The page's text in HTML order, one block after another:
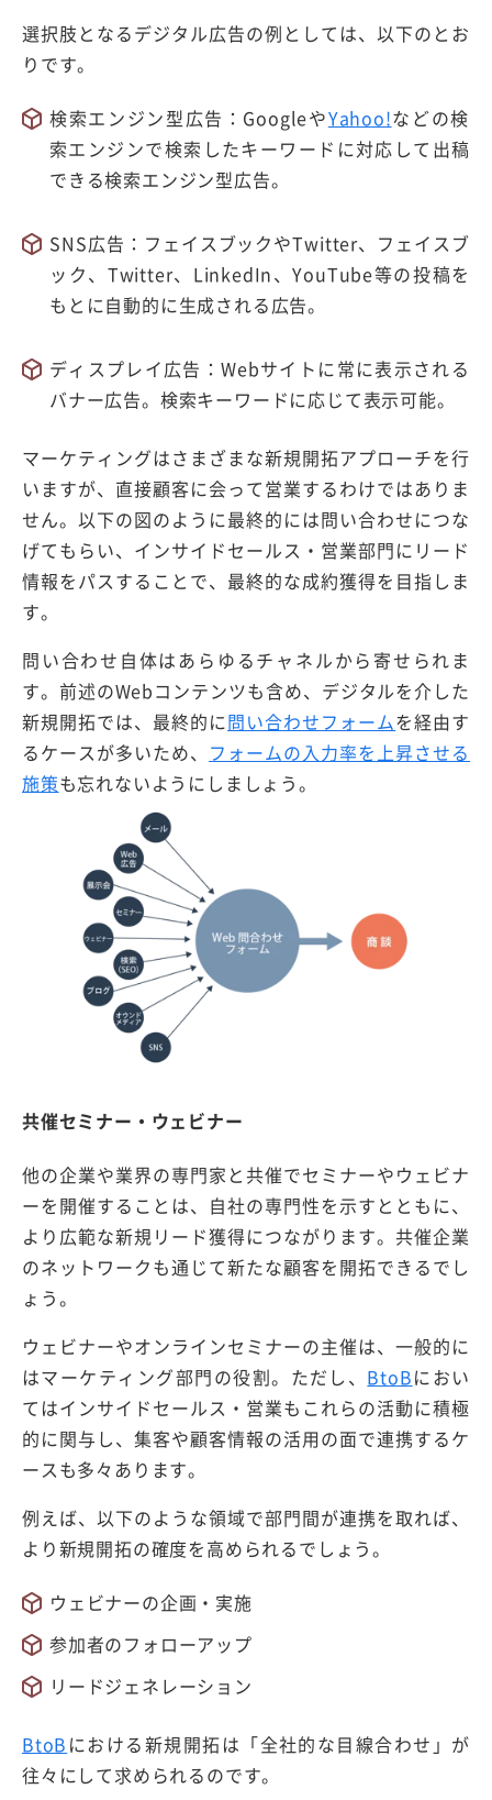
選択肢となるデジタル広告の例としては、以下のとお
りです。
検索エンジン型広告：GoogleやYahoo!などの検
索エンジンで検索したキーワードに対応して出稿
できる検索エンジン型広告。
SNS広告：フェイスブックやTwitter、フェイスブ
ック、Twitter、LinkedIn、YouTube等の投稿を
もとに自動的に生成される広告。
ディスプレイ広告：Webサイトに常に表示される
バナー広告。検索キーワードに応じて表示可能。
マーケティングはさまざまな新規開拓アプローチを行
いますが、直接顧客に会って営業するわけではありま
せん。以下の図のように最終的には問い合わせにつな
げてもらい、インサイドセールス・営業部門にリード
情報をパスすることで、最終的な成約獲得を目指しま
す。
問い合わせ自体はあらゆるチャネルから寄せられま
す。前述のWebコンテンツも含め、デジタルを介した
新規開拓では、最終的に問い合わせフォームを経由す
るケースが多いため、 フォームの入力率を上昇させる
施策も忘れないようにしましょう。
共催セミナー・ウェビナー
他の企業や業界の専門家と共催でセミナーやウェビナ
ーを開催することは、自社の専門性を示すとともに、
より広範な新規リード獲得につながります。共催企業
のネットワークも通じて新たな顧客を開拓できるでし
ょう。
ウェビナーやオンラインセミナーの主催は、一般的に
はマーケティング部門の役割。ただし、 BtoBにおい
てはインサイドセールス・営業もこれらの活動に積極
的に関与し、集客や顧客情報の活用の面で連携するケ
ースも多々あります。
例えば、以下のような領域で部門間が連携を取れば、
より新規開拓の確度を高められるでしょう。
ウェビナーの企画・実施
参加者のフォローアップ
リードジェネレーション
BtoB における新規開拓は「全社的な目線合わせ」が
往々にして求められるのです。